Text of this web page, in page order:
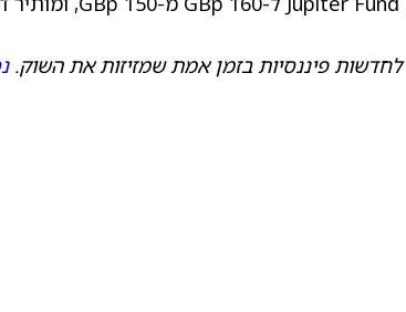
פיננסיות בזמן אמת שמזיזות את השוק.